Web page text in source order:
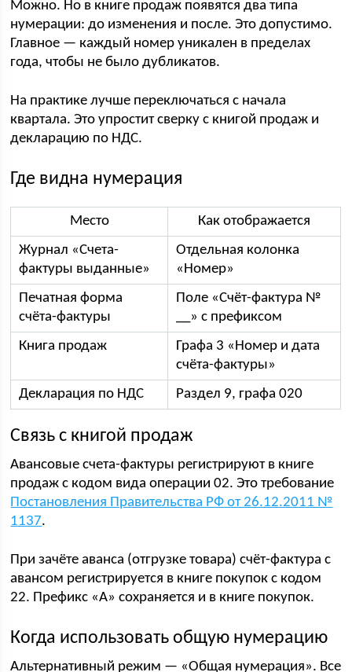
Можно. Но в книге продаж появятся два типа
нумерации: до изменения и после. Это допустимо.
Главное — каждый номер уникален в пределах
года, чтобы не было дубликатов.
На практике лучше переключаться с начала
квартала. Это упростит сверку с книгой продаж и
декларацию по НДС.
Где видна нумерация
Место
Как отображается
Журнал «Счета-
фактуры выданные»
Отдельная колонка
«Номер»
Печатная форма
счёта-фактуры
Поле «Счёт-фактура №
__» с префиксом
Книга продаж
Графа 3 «Номер и дата
счёта-фактуры»
Декларация по НДС
Раздел 9, графа 020
Связь с книгой продаж
Авансовые счета-фактуры регистрируют в книге
продаж с кодом вида операции 02. Это требование
Постановления Правительства РФ от 26.12.2011 №
1137.
При зачёте аванса (отгрузке товара) счёт-фактура с
авансом регистрируется в книге покупок с кодом
22. Префикс «А» сохраняется и в книге покупок.
Когда использовать общую нумерацию
Альтернативный режим — «Общая нумерация». Все